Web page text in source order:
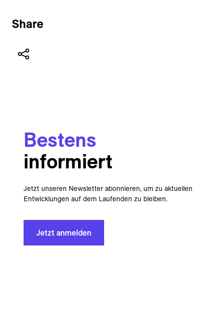
Share
Bestens
informiert
Jetzt unseren Newsletter abonnieren, um zu aktuellen
Entwicklungen auf dem Laufenden zu bleiben.
Jetzt anmelden